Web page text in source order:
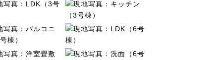
2号棟間取図 3号棟間取図